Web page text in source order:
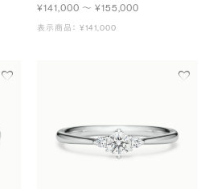
¥141,000 〜 ¥155,000
表示商品： ¥141,000